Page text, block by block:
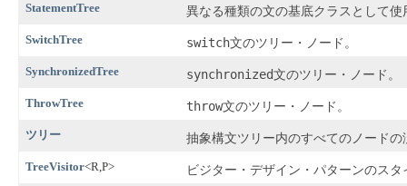
StatementTree 異なる種類の文の基底クラスとして
SwitchTree switch文のツリー・ノード。
SynchronizedTree synchronized文のツリー・ノード。
ThrowTree throw文のツリー・ノード。
ツリー 抽象構文ツリー内のすべてのノード
TreeVisitor<R,P> ビジター・デザイン・パターンのス